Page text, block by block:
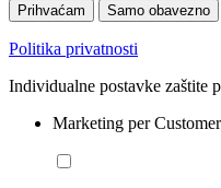
Prihvaćam Samo obavezno
Politika privatnosti
Individualne postavke zaštite
Marketing per